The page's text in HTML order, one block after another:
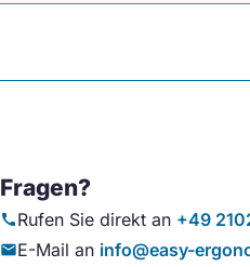
Fragen?
callRufen Sie direkt an +49
mailE-Mail an info@easy-